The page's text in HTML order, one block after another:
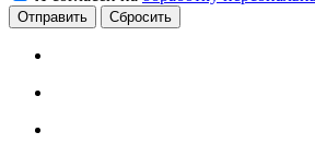
Сбросить